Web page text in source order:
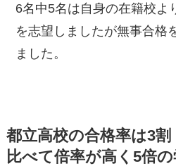
6名中5名は自身の在籍校よ
を志望しましたが無事合格
ました。
都立高校の合格率は3
比べて倍率が高く5倍の